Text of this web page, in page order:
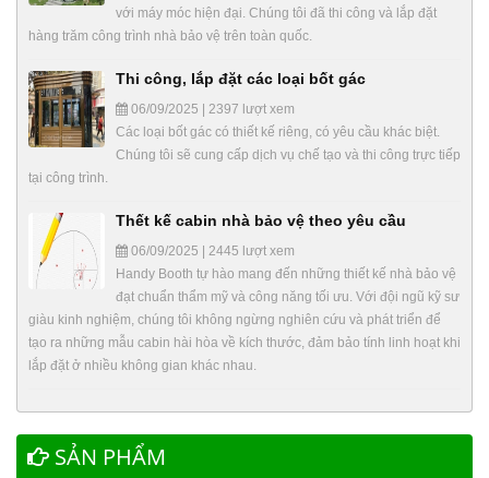
với máy móc hiện đại. Chúng tôi đã thi công và lắp đặt
hàng trăm công trình nhà bảo vệ trên toàn quốc.
Thi công, lắp đặt các loại bốt gác
06/09/2025 | 2397 lượt xem
Các loại bốt gác có thiết kế riêng, có yêu cầu khác biệt.
Chúng tôi sẽ cung cấp dịch vụ chế tạo và thi công trực tiếp
tại công trình.
Thết kế cabin nhà bảo vệ theo yêu cầu
06/09/2025 | 2445 lượt xem
Handy Booth tự hào mang đến những thiết kế nhà bảo vệ
đạt chuẩn thẩm mỹ và công năng tối ưu. Với đội ngũ kỹ sư
giàu kinh nghiệm, chúng tôi không ngừng nghiên cứu và phát triển để
tạo ra những mẫu cabin hài hòa về kích thước, đảm bảo tính linh hoạt khi
lắp đặt ở nhiều không gian khác nhau.
SẢN PHẨM